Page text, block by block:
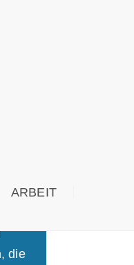
ARBEIT